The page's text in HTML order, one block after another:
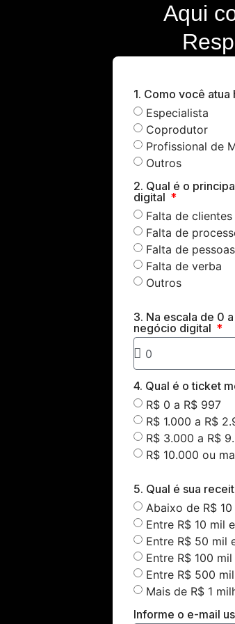
Aqui
1. Como você atua
Especialista
Coprodutor
Profissional de
Outros
2. Qual é o
digital
Falta de clientes
Falta de
Falta de pessoas
Falta de verba
Outros
3. Na escala de 0
negócio digital
4. Qual é o ticket
R$ 0 a R$ 997
R$ 1.000 a R$
R$ 3.000 a R$
R$ 10.000 ou
5. Qual é sua
Abaixo de R$ 10
Entre R$ 10 mil
Entre R$ 50 mil
Entre R$ 100
Entre R$ 500
Mais de R$ 1
Informe o e-mail